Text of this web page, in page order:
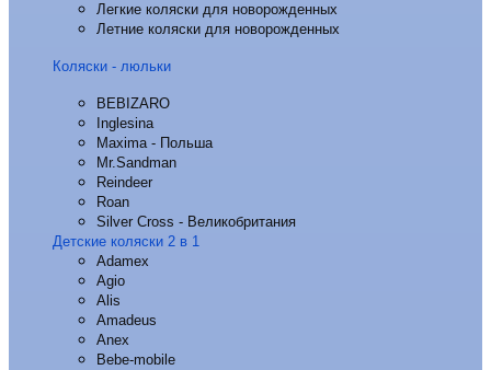
Легкие коляски для новорожденных
Летние коляски для новорожденных
Коляски - люльки
BEBIZARO
Inglesina
Maxima - Польша
Mr.Sandman
Reindeer
Roan
Silver Cross - Великобритания
Детские коляски 2 в 1
Adamex
Agio
Alis
Amadeus
Anex
Bebe-mobile